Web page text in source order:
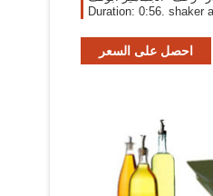
Duration: 0:56. shaker
احصل على السعر